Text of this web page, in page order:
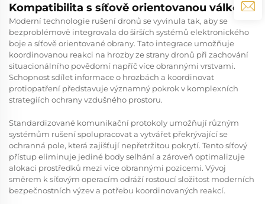
Kompatibilita s síťově orientovanou válkou
Moderní technologie rušení dronů se vyvinula tak, aby se
bezproblémově integrovala do širších systémů elektronického
boje a síťově orientované obrany. Tato integrace umožňuje
koordinovanou reakci na hrozby ze strany dronů při zachování
situacionálního povědomí napříč více obrannými vrstvami.
Schopnost sdílet informace o hrozbách a koordinovat
protiopatření představuje významný pokrok v komplexních
strategiích ochrany vzdušného prostoru.
Standardizované komunikační protokoly umožňují různým
systémům rušení spolupracovat a vytvářet překrývající se
ochranná pole, která zajišťují nepřetržitou pokrytí. Tento síťový
přístup eliminuje jediné body selhání a zároveň optimalizuje
alokaci prostředků mezi více obrannými pozicemi. Vývoj
směrem k síťovým operacím odráží rostoucí složitost moderních
bezpečnostních výzev a potřebu koordinovaných reakcí.